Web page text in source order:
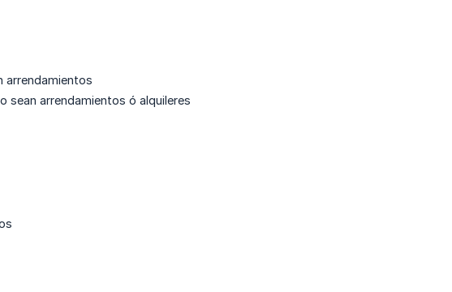
arrendamientos
sean arrendamientos ó alquileres